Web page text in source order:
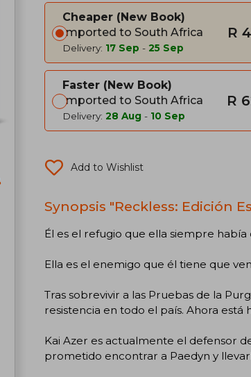
Cheaper
New Book
Imported to South Africa
Delivery: 17 Sep - 25 Sep
R
Faster
New Book
Imported to South Africa
Delivery: 28 Aug - 10 Sep
R
Add to Wishlist
Synopsis "Reckless: Edición
Él es el refugio que ella siempre había
Ella es el enemigo que él tiene que
Tras sobrevivir a las Pruebas de la
resistencia en todo el país. Ahora
Kai Azer es actualmente el defensor
prometido encontrar a Paedyn y